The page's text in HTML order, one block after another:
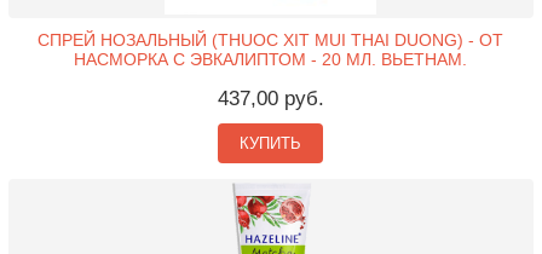
СПРЕЙ НОЗАЛЬНЫЙ (THUOC XIT MUI THAI DUONG) - ОТ
НАСМОРКА С ЭВКАЛИПТОМ - 20 МЛ. ВЬЕТНАМ.
437,00 руб.
КУПИТЬ